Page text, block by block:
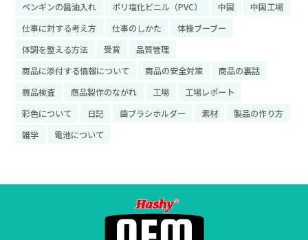
ペンギンの醤油入れ
ポリ塩化ビニル（PVC） 中国
中国工場
仕事に対する考え方
仕事のしかた
体操ブーブー
体調を整える方法
受賞
品質管理
商品に添付する情報について
商品の安全対策
商品の裏話
商品検査
商品製作のながれ 工場
工場レポート
彩色について
日記 歯ブラシホルダー 素材
製品の作り方
雑学
電池について